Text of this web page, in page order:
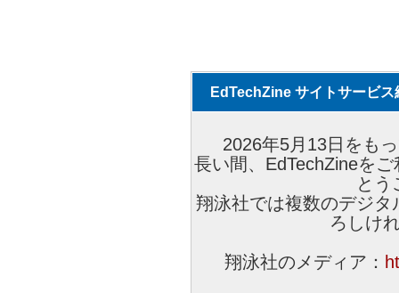
EdTechZine サイトサービス
2026年5月13日をも
長い間、EdTechZineを
とう
翔泳社では複数のデジ
ろしけ
翔泳社のメディア：